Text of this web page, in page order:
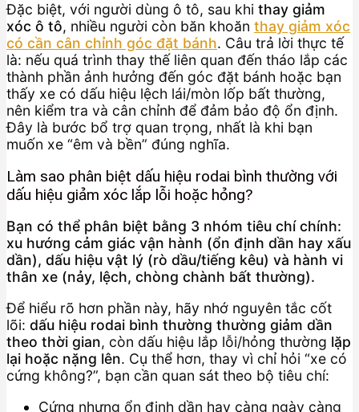
Đặc biệt, với người dùng ô tô, sau khi thay giảm
xóc ô tô, nhiều người còn băn khoăn thay giảm xóc
có cần cân chỉnh góc đặt bánh. Câu trả lời thực tế
là: nếu quá trình thay thế liên quan đến tháo lắp các
thành phần ảnh hưởng đến góc đặt bánh hoặc bạn
thấy xe có dấu hiệu lệch lái/mòn lốp bất thường,
nên kiểm tra và cân chỉnh để đảm bảo độ ổn định.
Đây là bước bổ trợ quan trọng, nhất là khi bạn
muốn xe “êm và bền” đúng nghĩa.
Làm sao phân biệt dấu hiệu rodai bình thường với
dấu hiệu giảm xóc lắp lỗi hoặc hỏng?
Bạn có thể phân biệt bằng 3 nhóm tiêu chí chính:
xu hướng cảm giác vận hành (ổn định dần hay xấu
dần), dấu hiệu vật lý (rò dầu/tiếng kêu) và hành vi
thân xe (nảy, lệch, chòng chành bất thường).
Để hiểu rõ hơn phần này, hãy nhớ nguyên tắc cốt
lõi: dấu hiệu rodai bình thường thường giảm dần
theo thời gian, còn dấu hiệu lắp lỗi/hỏng thường lặp
lại hoặc nặng lên. Cụ thể hơn, thay vì chỉ hỏi “xe có
cứng không?”, bạn cần quan sát theo bộ tiêu chí:
Cứng nhưng ổn định dần hay càng ngày càng